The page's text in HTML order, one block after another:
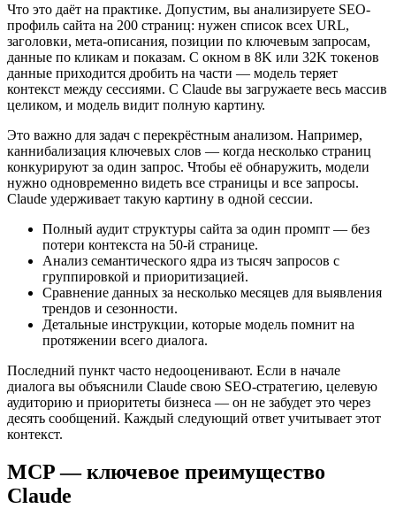
Что это даёт на практике. Допустим, вы анализируете SEO-
профиль сайта на 200 страниц: нужен список всех URL,
заголовки, мета-описания, позиции по ключевым запросам,
данные по кликам и показам. С окном в 8K или 32K токенов
данные приходится дробить на части — модель теряет
контекст между сессиями. С Claude вы загружаете весь массив
целиком, и модель видит полную картину.
Это важно для задач с перекрёстным анализом. Например,
каннибализация ключевых слов — когда несколько страниц
конкурируют за один запрос. Чтобы её обнаружить, модели
нужно одновременно видеть все страницы и все запросы.
Claude удерживает такую картину в одной сессии.
Полный аудит структуры сайта за один промпт — без
потери контекста на 50-й странице.
Анализ семантического ядра из тысяч запросов с
группировкой и приоритизацией.
Сравнение данных за несколько месяцев для выявления
трендов и сезонности.
Детальные инструкции, которые модель помнит на
протяжении всего диалога.
Последний пункт часто недооценивают. Если в начале
диалога вы объяснили Claude свою SEO-стратегию, целевую
аудиторию и приоритеты бизнеса — он не забудет это через
десять сообщений. Каждый следующий ответ учитывает этот
контекст.
MCP — ключевое преимущество
Claude